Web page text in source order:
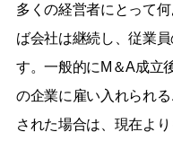
多くの経営者にとって
ば会社は継続し、従業
す。一般的にM＆A成立
の企業に雇い入れられ
された場合は、現在よ